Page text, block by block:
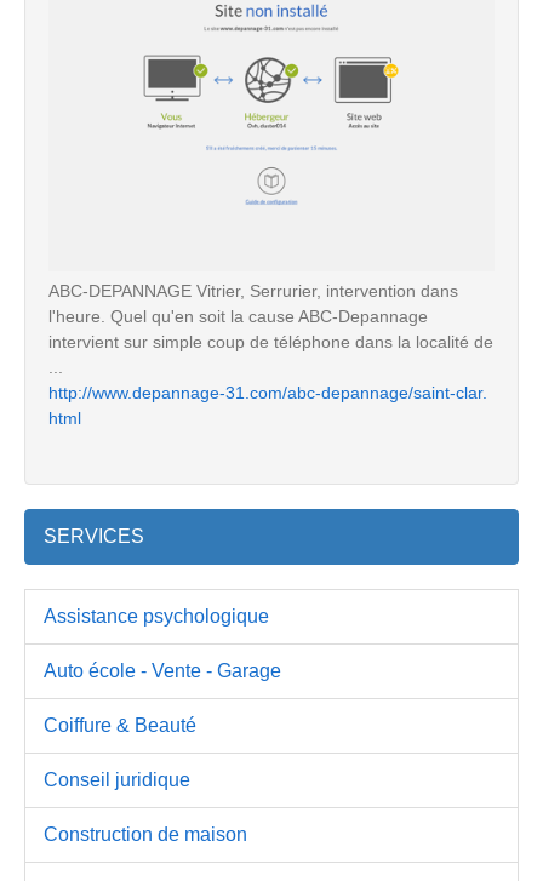
ABC-DEPANNAGE Vitrier, Serrurier, intervention dans
l'heure. Quel qu'en soit la cause ABC-Depannage
intervient sur simple coup de téléphone dans la localité de
http://www.depannage-31.com/abc-depannage/saint-clar.
html
SERVICES
Assistance psychologique
Auto école - Vente - Garage
Coiffure & Beauté
Conseil juridique
Construction de maison